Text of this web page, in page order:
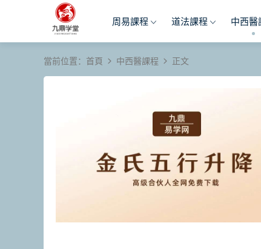
周易課程 道法課程 中西醫
當前位置： 首頁 中西醫課程 正文